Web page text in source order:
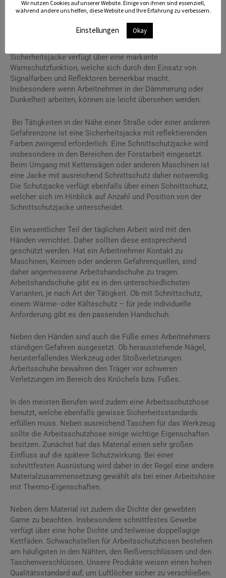
Die Schutzbekleidung eines Arbeitnehmers beginnt mit einer
Arbeitsjacke zum Schutz des Oberkörpers. Dabei gibt es
mehrere Jacken, welche dem Arbeitsschutz dienen. Die
wichtigsten Kleidungsstücke sind die Sicherheitsjacke, die
Sicherheitsjacke verfügt über eine markante
Warnschutzfunktion, welche sich durch den Einsatz von
Signalfarben und Reflektoren bemerkbar macht.
Insbesondere wenn Arbeitnehmer in der Dämmerung oder
Dunkelheit arbeiten, können sie leicht übersehen werden.
Bei Tätigkeiten in der Nähe einer Straße oder einer anderen
Gefahrenzone ist eine Sicherheitsjacke mit reflektierenden
Farben zwingend erforderlich. Eine Schnittschutzjacke wird
insbesondere in den Bereichen der Forstarbeit eingesetzt.
Beim Umgang mit Kettensägen oder anderen Maschinen ist
eine Jacke mit ausreichend Schnittschutz daher notwendig.
Die Schutzjacke verfügt ebenfalls über einen Schnittschutz,
welcher sich im Hinblick auf Anzahl und Position von der
Schnittschutzjacke unterscheidet.
Ein wesentlicher Teil der täglichen Arbeit wird mit den
Händen verrichtet. Daher sollten diese entsprechend
geschützt werden. Hat ein Arbeitnehmer Kontakt zu
Maschinen, Keimen oder anderen Gefahrenquellen, sind
daher angemessene Arbeitshandschuhe zu tragen.
Arbeitshandschuhe gibt es in den unterschiedlichsten
Varianten, je nach Art der Tätigkeit. Ob mit Schnittschutz,
einem Wärme- oder Kälteschutz – für jede individuelle
Anforderung gibt es den passenden Handschuh.
Neben den Händen sind auch die Füße eines Arbeitnehmers
ständigen Gefahren ausgesetzt. Ob herausstehende Nägel,
herunterfallendes Werkzeug oder Stoßverletzungen.
Arbeitsschuhe bewahren den Träger vor schweren
Verletzungen im Bereich des Knöchels bzw. Fußes.
In den meisten Berufen wird zudem eine Arbeitsschutzhose
benutzt, welche ebenfalls gewisse Sicherheitsstandards
erfüllen muss. Neben ausreichend Taschen für das Werkzeug
sollte die Arbeitsschutzhose einige wichtige Eigenschaften
besitzen. Zunächst hat das Material einen sehr großen
Einfluss auf die spätere Schutzwirkung. Bei einer
schnittfesten Ausrüstung wird daher in der Regel eine andere
Materialzusammensetzung gewählt als bei einer Arbeitshose
mit Thermo-Eigenschaften.
Neben dem Material ist zudem die Dichte der gewebten
Garne zu beachten. Insbesondere schnittfestes Gewebe
verfügt über eine hohe Dichte und teilweise doppellagige
Kettfäden. Schwachstellen für Arbeitsschutzhosen bestehen
am häufigsten in den Nähten, den Reißverschlüssen und den
Taschenverschlüssen. Unsere Produkte weisen einen hohen
Qualitätsstandard auf, um Luftlöcher sicher zu verschließen.
Wir nutzen Cookies auf unserer Website. Einige von ihnen sind essenziell,
während andere uns helfen, diese Website und Ihre Erfahrung zu verbessern.
Einstellungen Okay